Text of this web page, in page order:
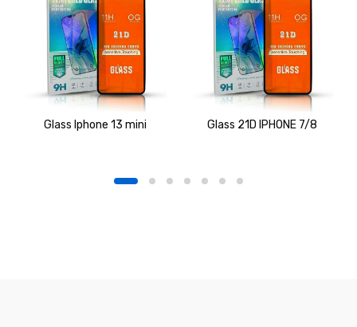
Glass Iphone 13 mini Glass 21D IPHONE 7/8